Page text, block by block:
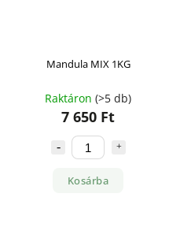
Mandula MIX 1KG
Raktáron (>5 db)
7 650 Ft
Kosárba